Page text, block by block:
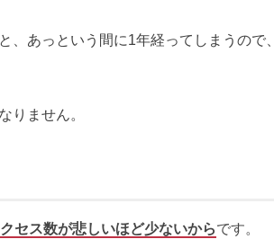
、あっという間に1年経ってしまうので
りません。
セス数が悲しいほど少ないからです。